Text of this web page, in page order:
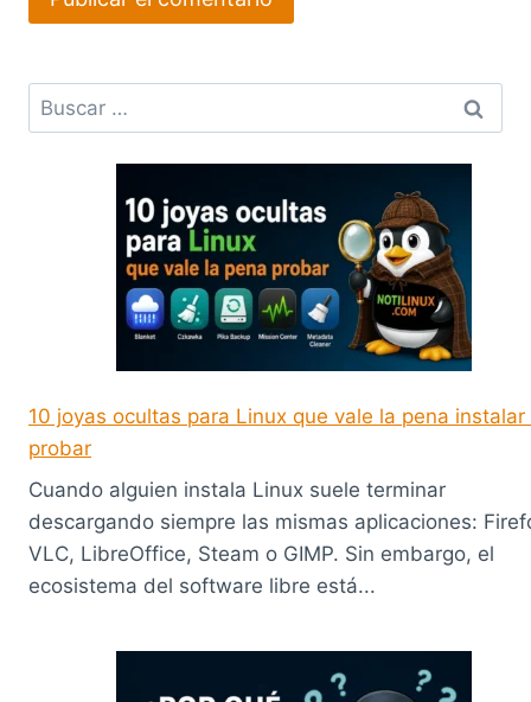
Buscar:
10 joyas ocultas para Linux que vale la pena instalar
probar
Cuando alguien instala Linux suele terminar
descargando siempre las mismas aplicaciones:
VLC, LibreOffice, Steam o GIMP. Sin embargo, el
ecosistema del software libre está...